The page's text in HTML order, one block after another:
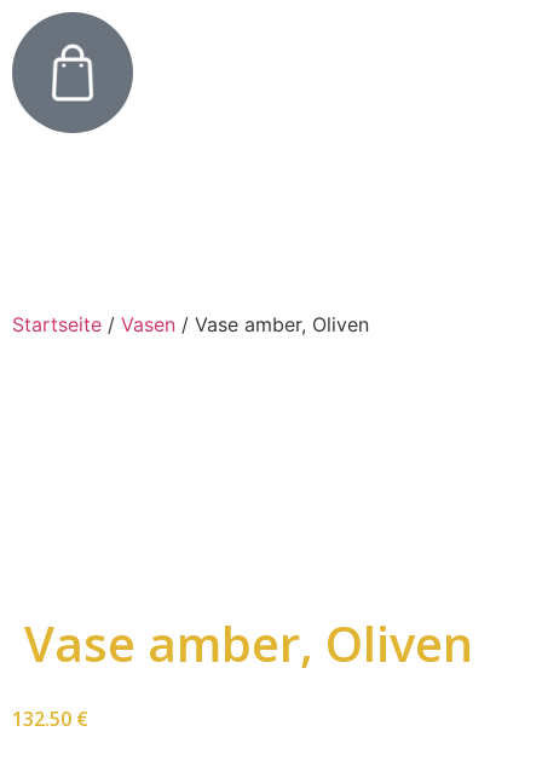
Startseite / Vasen / Vase amber, Oliven
Vase amber, Oliven
132.50 €